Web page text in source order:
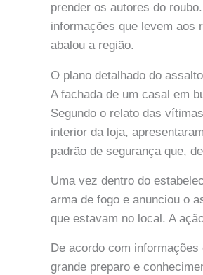
prender os autores do
informações que levem aos
abalou a região.
O plano detalhado do assalto
A fachada de um casal em
Segundo o relato das
interior da loja,
padrão de segurança que,
Uma vez dentro do
arma de fogo e anunciou o
que estavam no local. A
De acordo com
grande preparo e